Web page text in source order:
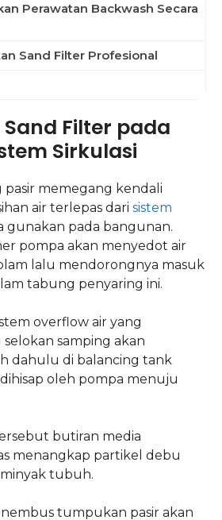
Perawatan Backwash Secara
Sand Filter Profesional
Filter pada
Sirkulasi
memegang kendali
air terlepas dari sistem
gunakan pada bangunan.
pompa akan menyedot air
lalu mendorongnya masuk
tabung penyaring ini.
overflow air yang
samping akan
dahulu di balancing tank
oleh pompa menuju
butiran media
menangkap partikel debu
tubuh.
tumpukan pasir akan